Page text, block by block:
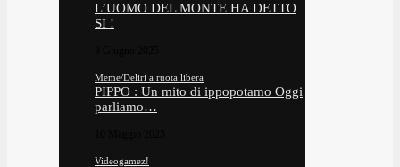
L’UOMO DEL MONTE HA DETTO
SI !
Meme/Deliri a ruota libera
PIPPO : Un mito di ippopotamo Oggi
parliamo…
Videogamez!